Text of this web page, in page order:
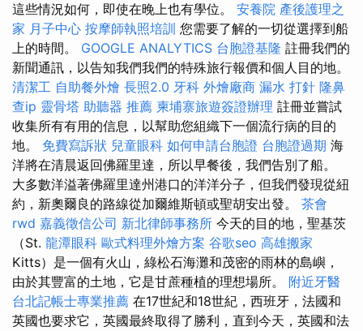
這些情況如何，即使在晚上也有學位。 安養院 產後護理之
家 月子中心 按摩師執照培訓 您需要了解的一切從選擇到船
上的時間。 GOOGLE ANALYTICS 台胞證基隆 註冊我們的
新聞通訊，以告知我們我們的特殊旅行報價和個人目的地。
清潔工 自助餐外燴 長照2.0 牙科 外燴廠商 漏水 打針 隆鼻
查ip 靈骨塔 助聽器 推薦 柬埔寨旅遊簽證辦理 註冊並嘗試
收集所有有用的信息，以幫助您組織下一個流行病的目的
地。 免費寫訴狀 兒童眼科 如何申請台胞證 台胞證過期 海
洋將在清晨返回佛羅里達，所以早餐後，我們告別了船。
大多數洋溢著佛羅里達州港口的洋洋分子，但我們發現從紐
約，新奧爾良的路線從加爾維斯頓或聖胡安出發。 茶會
rwd 嘉義徵信公司 新北律師事務所 今天的目的地，聖基茨
（St. 龍潭眼科 歐式料理外燴方案 谷歌seo 高雄搬家
Kitts）是一個有火山，綠松石海灘和茂密的雨林的島嶼，
由於其豐富的土地，它是甘蔗種植的理想場所。 附近牙醫
台北記帳士專業推薦 在17世紀和18世紀，西班牙，法國和
英國也要求它，英國最終取得了勝利，直到今天，英國和法